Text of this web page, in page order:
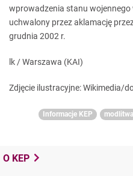
wprowadzenia stanu wojennego
uchwalony przez aklamację
grudnia 2002 r.
lk / Warszawa (KAI)
Zdjęcie ilustracyjne: Wikimedia/
Informacje KEP modlitwa
O KEP